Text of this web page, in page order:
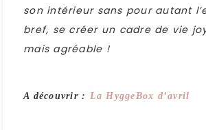
son intérieur sans pour autant
bref, se créer un cadre de vie
mais agréable !
A découvrir : La HyggeBox d’avril